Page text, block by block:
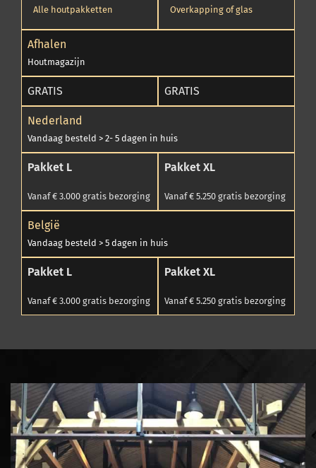
Alle houtpakketten Overkapping of glas
Afhalen
Houtmagazijn
GRATIS GRATIS
Nederland
Vandaag besteld > 2- 5 dagen in huis
Pakket L
Vanaf € 3.000 gratis bezorging
Pakket XL
Vanaf € 5.250 gratis bezorging
België
Vandaag besteld > 5 dagen in huis
Pakket L
Vanaf € 3.000 gratis bezorging
Pakket XL
Vanaf € 5.250 gratis bezorging